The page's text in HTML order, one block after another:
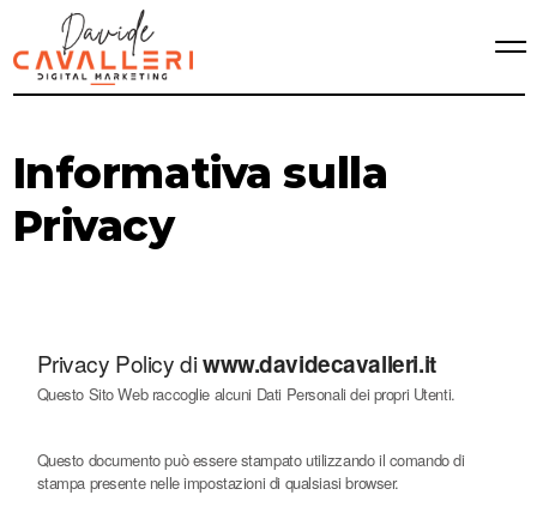
Informativa sulla
Privacy
Privacy Policy diwww.davidecavalleri.it
Questo Sito Web raccoglie alcuni Dati Personali dei propri Utenti.
Questo documento può essere stampato utilizzando il comando di
stampa presente nelle impostazioni di qualsiasi browser.